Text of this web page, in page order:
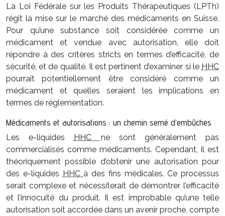
La Loi Fédérale sur les Produits Thérapeutiques (LPTh)
régit la mise sur le marché des médicaments en Suisse.
Pour qu’une substance soit considérée comme un
médicament et vendue avec autorisation, elle doit
répondre à des critères stricts en termes d’efficacité, de
sécurité, et de qualité. Il est pertinent d’examiner si le HHC
pourrait potentiellement être considéré comme un
médicament et quelles seraient les implications en
termes de réglementation.
Médicaments et autorisations : un chemin semé d’embûches
Les e-liquides HHC ne sont généralement pas
commercialisés comme médicaments. Cependant, il est
théoriquement possible d’obtenir une autorisation pour
des e-liquides HHC à des fins médicales. Ce processus
serait complexe et nécessiterait de démontrer l’efficacité
et l’innocuité du produit. Il est improbable qu’une telle
autorisation soit accordée dans un avenir proche, compte